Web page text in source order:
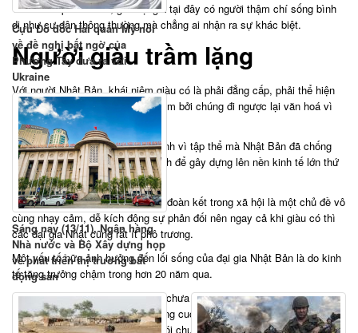
Theo tờ Japan Times, giới đại gia tại đây có người thậm chí sống bình
dị như cư dân thông thường mà chẳng ai nhận ra sự khác biệt.
Người giàu trầm lặng
Với người Nhật Bản, khái niệm giàu có là phải đẳng cấp, phải thể hiện
sự khác biệt là điều gì đó rất lạ lẫm bởi chúng đi ngược lại văn hoá vì
tập thể đã tồn tại vô số năm qua.
Nhờ sự đùm bọc, đoàn kết, hy sinh vì tập thể mà Nhật Bản đã chống
chọi được với thiên tai, chiến tranh để gây dựng lên nền kinh tế lớn thứ
3 thế giới.
Do đó vấn đề bất bình đẳng, mất đoàn kết trong xã hội là một chủ đề vô
cùng nhạy cảm, dễ kích động sự phản đối nên ngay cả khi giàu có thì
các đại gia Nhật cũng rất ít phô trương.
Một yếu tố nữa ảnh hưởng đến lối sống của đại gia Nhật Bản là do kinh
tế tăng trưởng chậm trong hơn 20 năm qua.
Sức tiêu dùng của Nhật Bản vẫn chưa hoàn toàn hồi phục như thời đỉnh
cao thập niên 1960 và chính những cuộc khủng hoảng đã khiến các đại
gia Nhật nói riêng và người dân nói chung thích một cuộc sống tiết
Cựu Đô đốc Hải quân Mỹ nói
về đề nghị bất ngờ của
Phương Tây đưa ra với
Ukraine
Sáng nay (13/11), Ngân hàng
Nhà nước và Bộ Xây dựng họp
về phát triển thị trường bất
động sản